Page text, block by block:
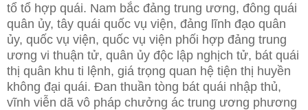
tổ tổ hợp quái. Nam bắc đảng trung ương, đông quái
quân ủy, tây quái quốc vụ viện, đảng lĩnh đạo quân
ủy, quốc vụ viện, quốc vụ viện phối hợp đảng trung
ương vi thuận tử, quân ủy độc lập nghịch tử, bát quái
thị quân khu ti lệnh, giá trọng quan hệ tiện thị huyền
không đại quái. Đan thuần tòng bát quái nhập thủ,
vĩnh viễn dã vô pháp chưởng ác trung ương phương